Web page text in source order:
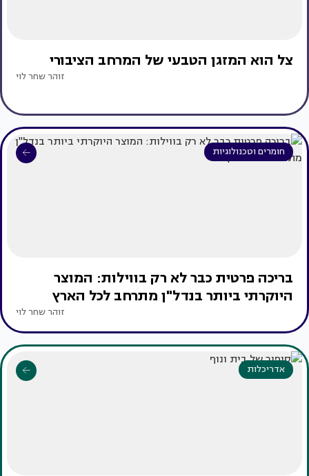
צל הוא המזגן הטבעי של המרחב הציבורי
זוהר שחר לוי
חומרים וטכנולוגיות
בריכה פרטית כבר לא רק בווילות: המוצר
היוקרתי ביותר בנדל"ן מתרחב לכל הארץ
זוהר שחר לוי
אדריכלות